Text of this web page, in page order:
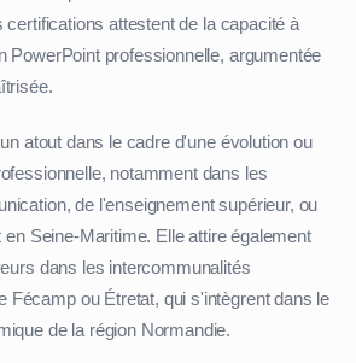
attestent de la capacité à
PowerPoint professionnelle, argumentée
atout dans le cadre d'une évolution ou
notamment dans les
de l'enseignement supérieur, ou
Seine-Maritime. Elle attire également
dans les intercommunalités
Fécamp ou Étretat, qui s'intègrent dans le
de la région Normandie.